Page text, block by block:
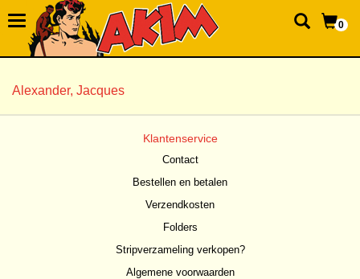
0
Alexander, Jacques
Klantenservice
Contact
Bestellen en betalen
Verzendkosten
Folders
Stripverzameling verkopen?
Algemene voorwaarden